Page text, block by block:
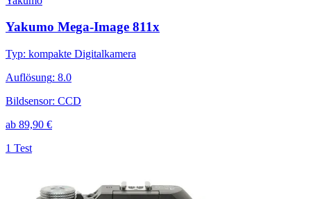
Yakumo Mega-Image 811x
Typ: kompakte Digitalkamera
Auflösung: 8.0
Bildsensor: CCD
ab 89,90 €
1 Test